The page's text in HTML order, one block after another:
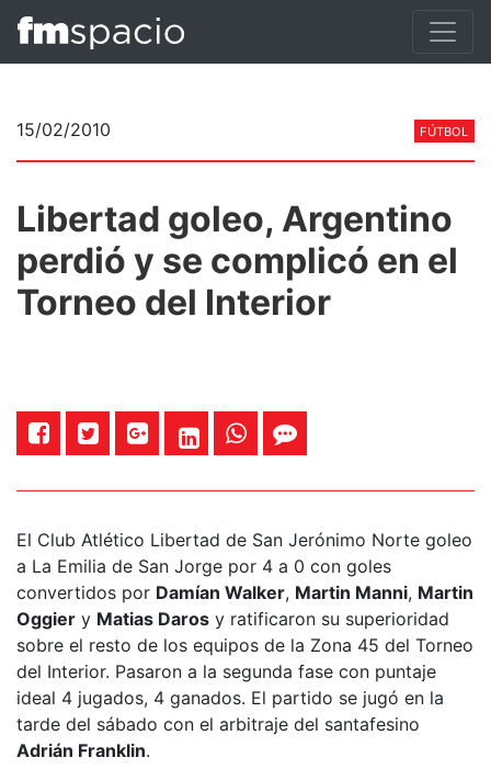
15/02/2010 FÚTBOL
Libertad goleo, Argentino
perdió y se complicó en el
Torneo del Interior
El Club Atlético Libertad de San Jerónimo Norte goleo
a La Emilia de San Jorge por 4 a 0 con goles
convertidos por Damían Walker, Martin Manni, Martin
Oggier y Matias Daros y ratificaron su superioridad
sobre el resto de los equipos de la Zona 45 del Torneo
del Interior. Pasaron a la segunda fase con puntaje
ideal 4 jugados, 4 ganados. El partido se jugó en la
tarde del sábado con el arbitraje del santafesino
Adrián Franklin.